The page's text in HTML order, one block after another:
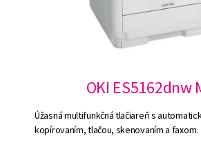
OKI ES5162dnw
Úžasná multifunkčná tlačiareň s
kopírovaním, tlačou, skenovaním a faxom.